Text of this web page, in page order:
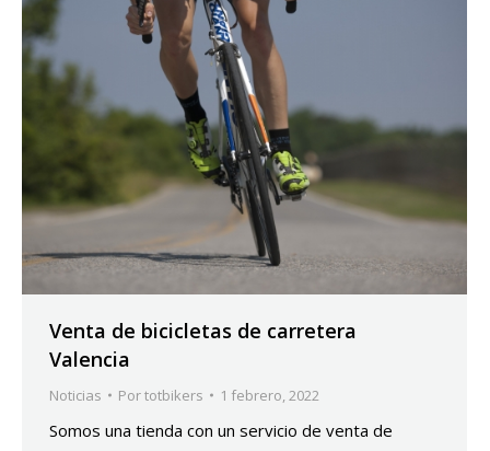
Venta de bicicletas de carretera
Valencia
Noticias Portotbikers 1 febrero, 2022
Somos una tienda con un servicio de venta de